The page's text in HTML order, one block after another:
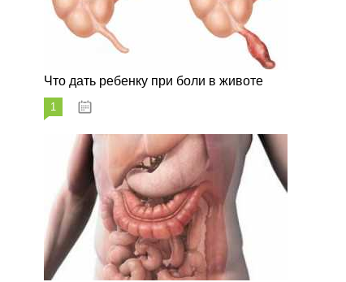
Что дать ребенку при боли в животе
1